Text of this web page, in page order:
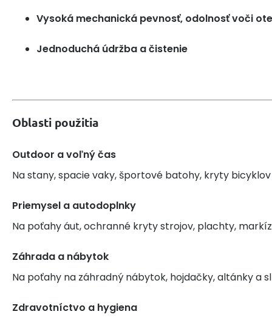
Vysoká mechanická pevnosť, odolnosť voči
Jednoduchá údržba a čistenie
Oblasti použitia
Outdoor a voľný čas
Na stany, spacie vaky, športové batohy, kryty
Priemysel a autodoplnky
Na poťahy áut, ochranné kryty strojov, plachty,
Záhrada a nábytok
Na poťahy na záhradný nábytok, hojdačky, altánky a
Zdravotníctvo a hygiena